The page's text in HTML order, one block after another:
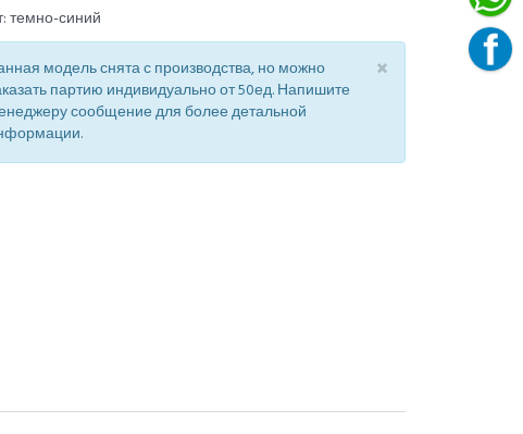
темно-синий
×
модель снята с производства, но можно
партию индивидуально от 50ед. Напишите
сообщение для более детальной